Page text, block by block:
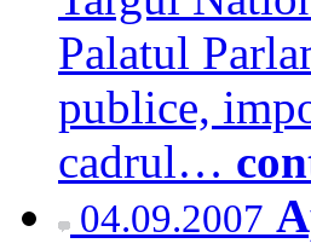
Palatul
publice,
cadrul…
04.09.2007